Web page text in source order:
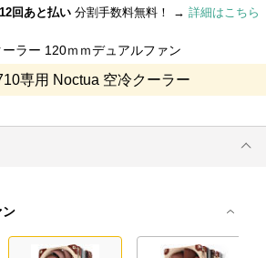
回あと払い 分割手数料無料！ → 詳細はこちら
ラー 120ｍｍデュアルファン
専用 Noctua 空冷クーラー
ン